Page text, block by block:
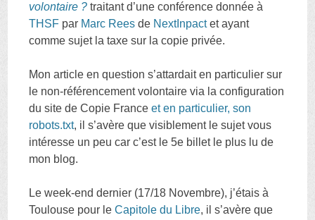
volontaire ? traitant d’une conférence donnée à
THSF par Marc Rees de NextInpactet ayant
comme sujet la taxe sur la copie privée.
Mon article en question s’attardait en particulier sur
le non-référencement volontaire via la configuration
du site de Copie Franceet en particulier, son
robots.txt, il s’avère que visiblement le sujet vous
intéresse un peu car c’est le 5e billet le plus lu de
mon blog.
Le week-end dernier (17/18 Novembre), j’étais à
Toulouse pour leCapitole du Libre, il s’avère que